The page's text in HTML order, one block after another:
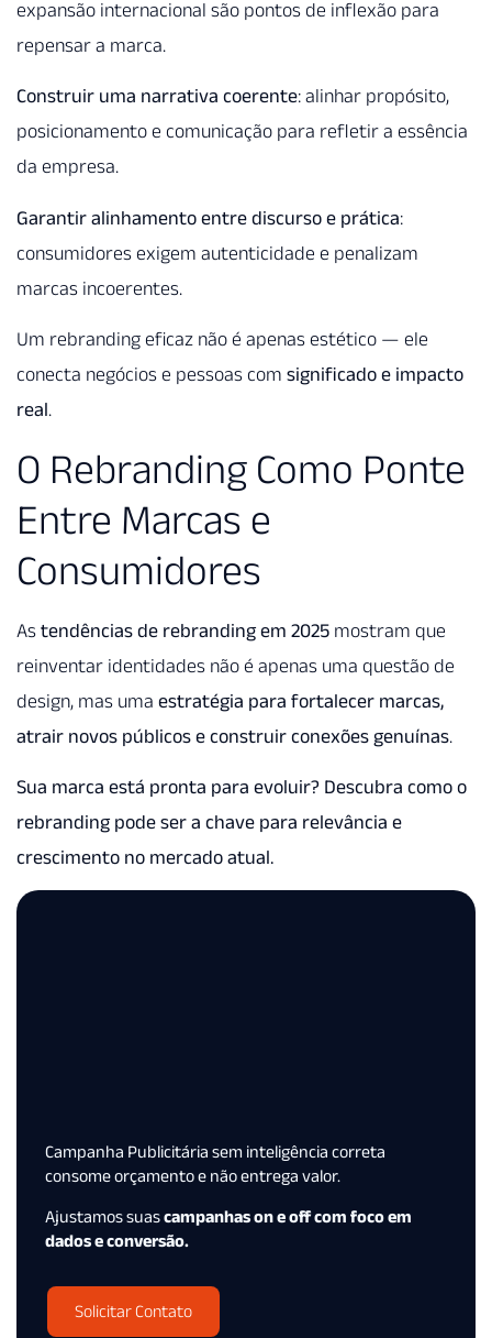
expansão internacional são pontos de inflexão para
repensar a marca.
Construir uma narrativa coerente: alinhar propósito,
posicionamento e comunicação para refletir a essência
da empresa.
Garantir alinhamento entre discurso e prática:
consumidores exigem autenticidade e penalizam
marcas incoerentes.
Um rebranding eficaz não é apenas estético — ele
conecta negócios e pessoas com significado e impacto
real.
O Rebranding Como Ponte
Entre Marcas e
Consumidores
As tendências de rebranding em 2025 mostram que
reinventar identidades não é apenas uma questão de
design, mas uma estratégia para fortalecer marcas,
atrair novos públicos e construir conexões genuínas.
Sua marca está pronta para evoluir? Descubra como o
rebranding pode ser a chave para relevância e
crescimento no mercado atual.
Campanha Publicitária sem inteligência correta
consome orçamento e não entrega valor.
Ajustamos suascampanhas on e off com foco em
dados e conversão.
Solicitar Contato